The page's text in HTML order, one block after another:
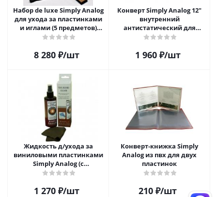
Набор de luxe Simply Analog
для ухода за пластинками
и иглами (5 предметов)
SAVC008
8 280₽/шт
Конверт Simply Analog 12"
внутренний
антистатический для
пластинок (25 шт)
1 960₽/шт
Жидкость д/ухода за
виниловыми пластинками
Simply Analog (с
распылителем, 200 мл) и
1 270₽/шт
Конверт-книжка Simply
Analog из пвх для двух
пластинок
210 ₽/шт